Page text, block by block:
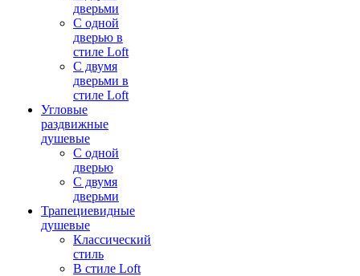
дверьми
С одной
дверью в
стиле Loft
С двумя
дверьми в
стиле Loft
Угловые
раздвижные
душевые
С одной
дверью
С двумя
дверьми
Трапециевидные
душевые
Классический
стиль
В стиле Loft